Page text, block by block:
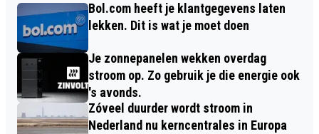
Bol.com heeft je klantgegevens laten
lekken. Dit is wat je moet doen
Je zonnepanelen wekken overdag
stroom op. Zo gebruik je die energie ook
's avonds.
Zóveel duurder wordt stroom in
Nederland nu kerncentrales in Europa